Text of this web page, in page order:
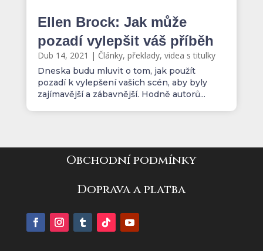
Ellen Brock: Jak může
pozadí vylepšit váš příběh
Dub 14, 2021 | Články, překlady, videa s titulky
Dneska budu mluvit o tom, jak použít
pozadí k vylepšení vašich scén, aby byly
zajímavější a zábavnější. Hodně autorů...
Obchodní podmínky
Doprava a platba